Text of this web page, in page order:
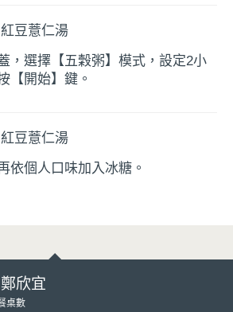
，選擇【五穀粥】模式，設定2小
【開始】鍵。
依個人口味加入冰糖。
鄭欣宜
桌數